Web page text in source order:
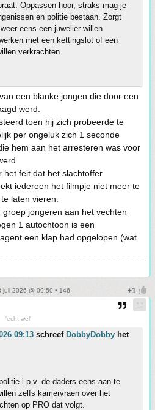
Oppassen hoor, straks mag je
en politie bestaan. Zorgt
eens een juwelier willen
met een kettingslot of een
verkrachten.
een blanke jongen die door een
werd.
toen hij zich probeerde te
per ongeluk zich 1 seconde
hem aan het arresteren was voor
het feit dat het slachtoffer
iedereen het filmpje niet meer te
laten vieren.
jongeren aan het vechten
1 autochtoon is een
een klap had opgelopen (wat
juli 2026 @ 09:50 • 146
'echt wel'
09:13 schreef DobbyDobby het
i.p.v. de daders eens aan te
zelfs kamervraen over het
op PRO dat volgt.